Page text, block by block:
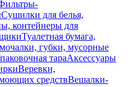
Сушилки для белья,
контейнеры для
Туалетная бумага,
губки, мусорные
тараАксессуары
Веревки,
средствВешалки-